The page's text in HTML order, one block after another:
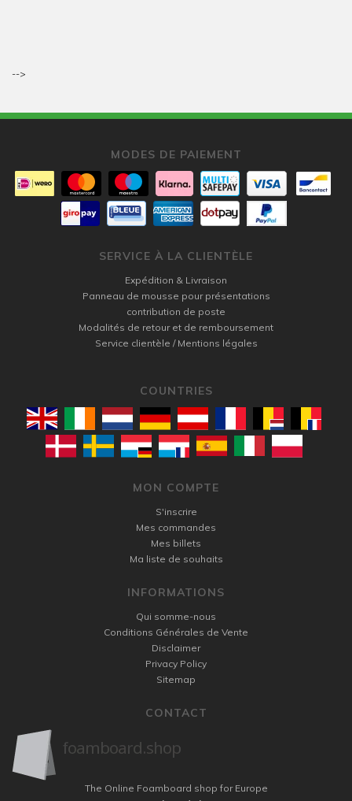
-->
MODES DE PAIEMENT
SERVICE À LA CLIENTÈLE
Expédition & Livraison
Panneau de mousse pour présentations
contribution de poste
Modalités de retour et de remboursement
Service clientèle / Mentions légales
COUNTRIES
MON COMPTE
S'inscrire
Mes commandes
Mes billets
Ma liste de souhaits
INFORMATIONS
Qui somme-nous
Conditions Générales de Vente
Disclaimer
Privacy Policy
Sitemap
CONTACT
The Online Foamboard shop for Europe